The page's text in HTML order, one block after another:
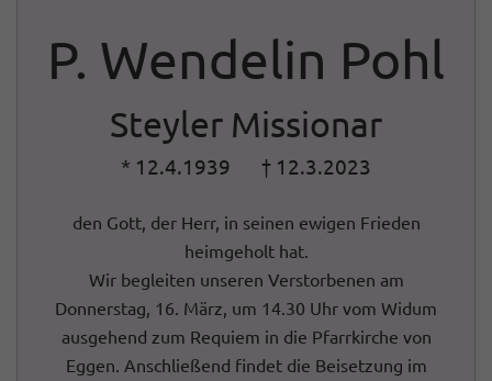
P. Wendelin Pohl
Steyler Missionar
* 12.4.1939 † 12.3.2023
den Gott, der Herr, in seinen ewigen Frieden
heimgeholt hat.
Wir begleiten unseren Verstorbenen am
Donnerstag, 16. März, um 14.30 Uhr vom Widum
ausgehend zum Requiem in die Pfarrkirche von
Eggen. Anschließend findet die Beisetzung im